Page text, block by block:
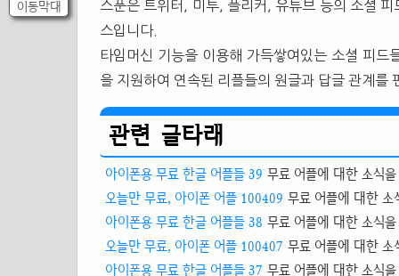
이동막대
스푼은 트위터, 미투, 플리커, 유튜브 등의 소셜
스입니다.
타임머신 기능을 이용해 가득쌓여있는 소셜 피
을 지원하여 연속된 리플들의 원글과 답글 관계를
관련 글타래
아이폰용 무료 한글 어플들 39 무료 어플에 대한 소식
오늘만 무료, 아이폰 어플 100409 무료 어플에 대한
아이폰용 무료 한글 어플들 38 무료 어플에 대한 소식
오늘만 무료, 아이폰 어플 100407 무료 어플에 대한
아이폰용 무료 한글 어플들 37 무료 어플에 대한 소식